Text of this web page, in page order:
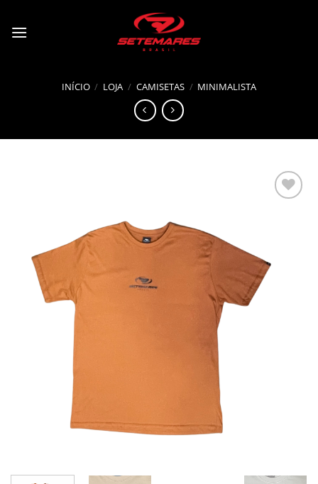
para
INÍCIO / LOJA / CAMISETAS / MINIMALISTA